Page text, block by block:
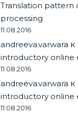
Translation pattern
processing
11.08.2016
andreeva.varwara к
introductory online
11.08.2016
andreeva.varwara к
introductory online
11.08.2016